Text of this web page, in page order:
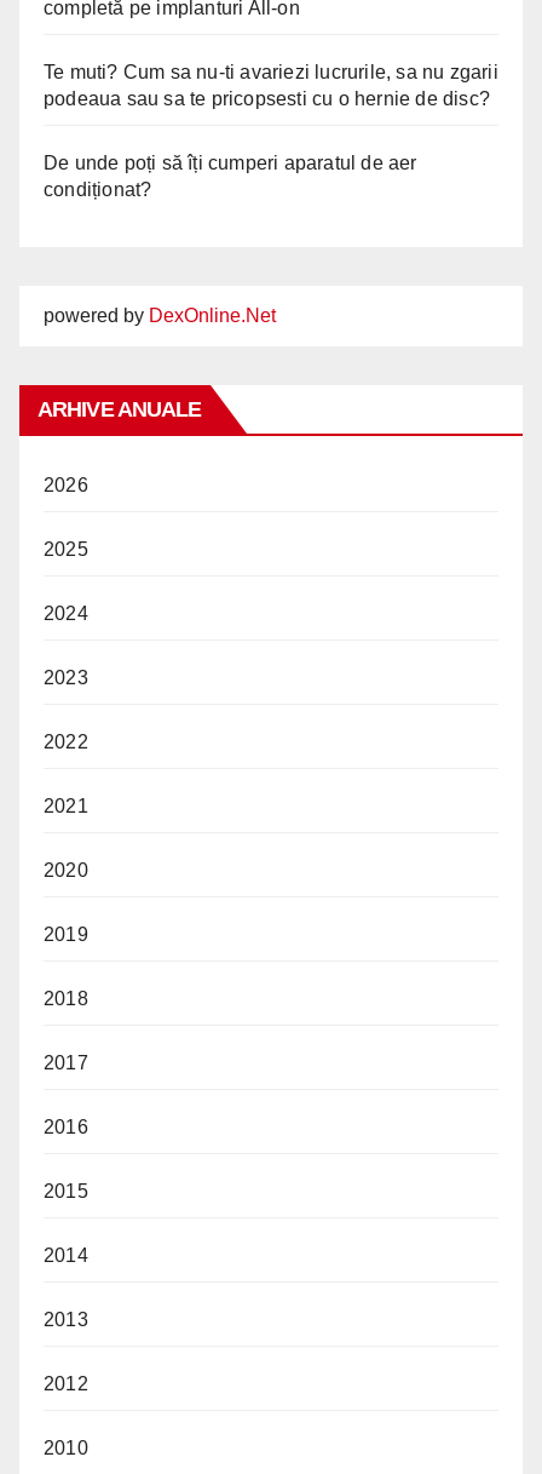
completă pe implanturi All-on
Te muti? Cum sa nu-ti avariezi lucrurile, sa nu zgarii
podeaua sau sa te pricopsesti cu o hernie de disc?
De unde poți să îți cumperi aparatul de aer
condiționat?
powered by DexOnline.Net
ARHIVE ANUALE
2026
2025
2024
2023
2022
2021
2020
2019
2018
2017
2016
2015
2014
2013
2012
2010